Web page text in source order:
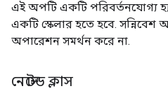
এই অপটি একটি পরিবর্তনযোগ্য
একটি স্কেলার হতে হবে. সন্নিবেশ
অপারেশন সমর্থন করে না.
নেস্টেড ক্লাস